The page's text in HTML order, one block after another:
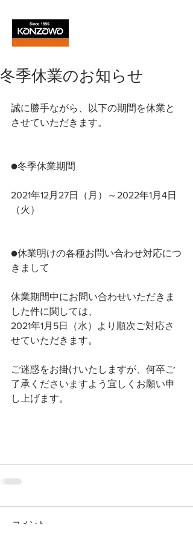
冬季休業のお知らせ
誠に勝手ながら、以下の期間を休業と
させていただきます。
●冬季休業期間
2021年12月27日（月）～2022年1月4日
（火）
●休業明けの各種お問い合わせ対応につ
きまして
休業期間中にお問い合わせいただきま
した件に関しては、
2021年1月5日（水）より順次ご対応さ
せていただきます。
ご迷惑をお掛けいたしますが、何卒ご
了承くださいますよう宜しくお願い申
し上げます。
コメント